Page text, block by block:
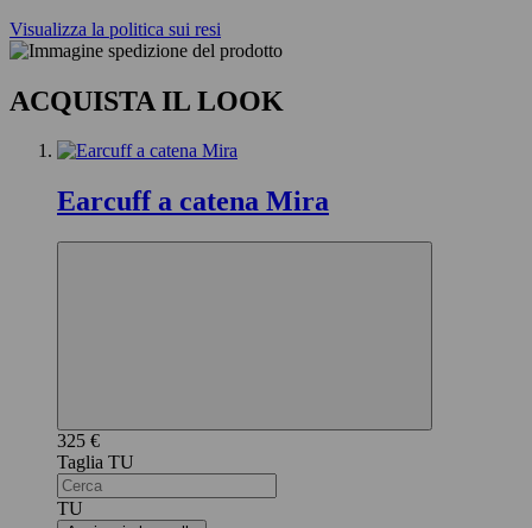
Visualizza la politica sui resi
ACQUISTA IL LOOK
Earcuff a catena Mira
325 €
TU
TU